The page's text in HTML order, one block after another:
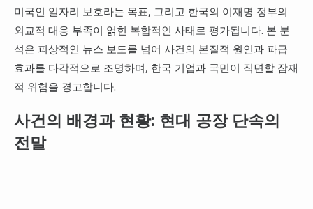
미국인 일자리 보호라는 목표, 그리고 한국의 이재명 정부의
외교적 대응 부족이 얽힌 복합적인 사태로 평가됩니다. 본 분
석은 피상적인 뉴스 보도를 넘어 사건의 본질적 원인과 파급
효과를 다각적으로 조명하며, 한국 기업과 국민이 직면할 잠재
적 위험을 경고합니다.
사건의 배경과 현황: 현대 공장 단속의
전말